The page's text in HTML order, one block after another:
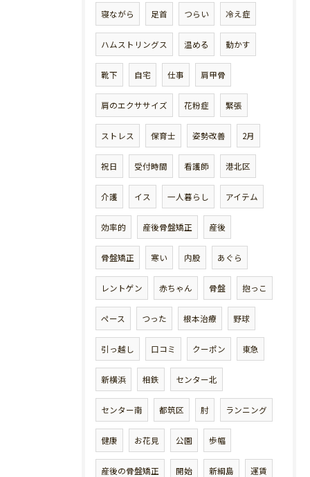
寝ながら 足首 つらい 冷え症
ハムストリングス 温める 動かす
靴下 自宅 仕事 肩甲骨
肩のエクササイズ 花粉症 緊張
ストレス 保育士 姿勢改善 2月
祝日 受付時間 看護師 港北区
介護 イス 一人暮らし アイテム
効率的 産後骨盤矯正 産後
骨盤矯正 寒い 内股 あぐら
レントゲン 赤ちゃん 骨盤 抱っこ
ペース つった 根本治療 野球
引っ越し 口コミ クーポン 東急
新横浜 相鉄 センター北
センター南 都筑区 肘 ランニング
健康 お花見 公園 歩幅
産後の骨盤矯正 開始 新綱島 運賃